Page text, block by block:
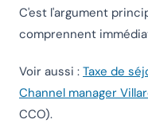
C'est l'argument
comprennent
Voir aussi : Taxe de
Channel manager
CCO).